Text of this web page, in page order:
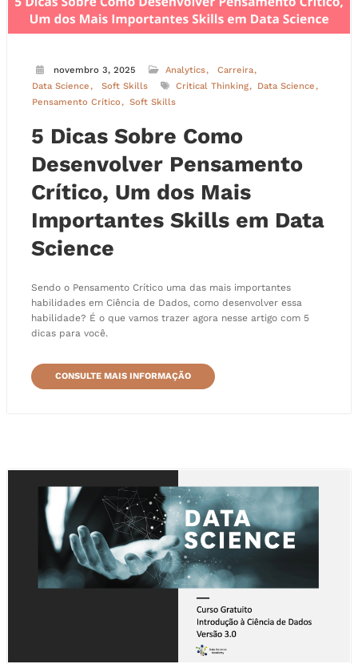
novembro 3, 2025 Analytics
Carreira
Data Science
Soft Skills Critical Thinking
Data Science
Pensamento Crítico
Soft Skills
5 Dicas Sobre Como
Desenvolver Pensamento
Crítico, Um dos Mais
Importantes Skills em Data
Science
Sendo o Pensamento Crítico uma das mais importantes
habilidades em Ciência de Dados, como desenvolver essa
habilidade? É o que vamos trazer agora nesse artigo com 5
dicas para você.
CONSULTE MAIS INFORMAÇÃO